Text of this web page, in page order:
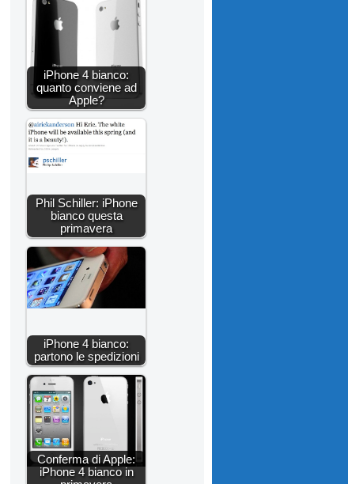
iPhone 4 bianco:
quanto conviene ad
Apple?
Phil Schiller: iPhone
bianco questa
primavera
iPhone 4 bianco:
partono le spedizioni
Conferma di Apple:
iPhone 4 bianco in